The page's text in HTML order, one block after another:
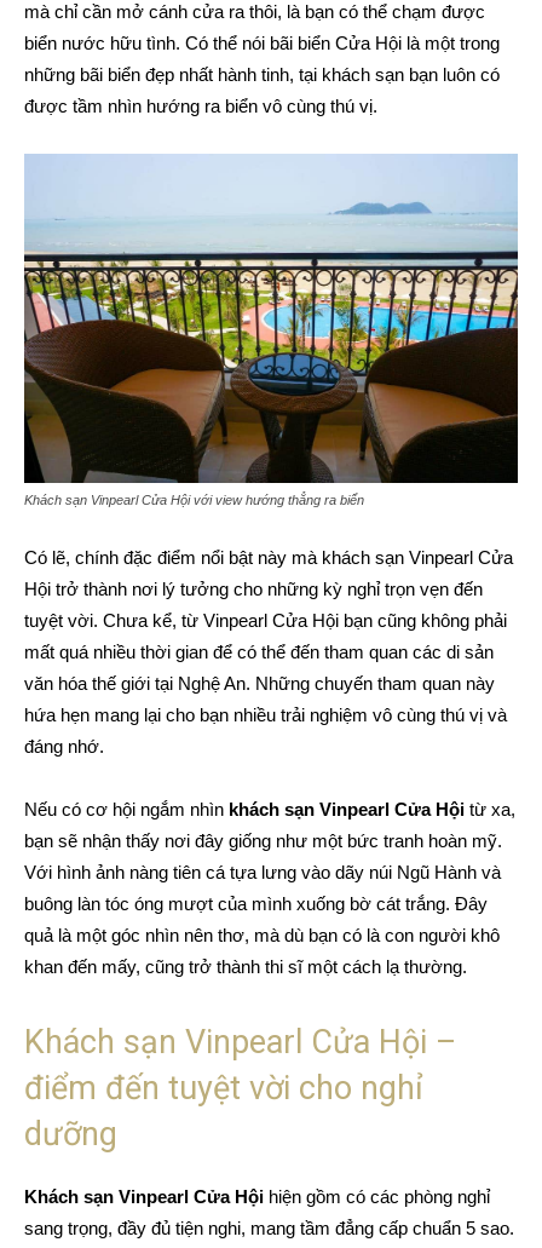
mà chỉ cần mở cánh cửa ra thôi, là bạn có thể chạm được
biển nước hữu tình. Có thể nói bãi biển Cửa Hội là một trong
những bãi biển đẹp nhất hành tinh, tại khách sạn bạn luôn có
được tầm nhìn hướng ra biển vô cùng thú vị.
Khách sạn Vinpearl Cửa Hội với view hướng thẳng ra biển
Có lẽ, chính đặc điểm nổi bật này mà khách sạn Vinpearl Cửa
Hội trở thành nơi lý tưởng cho những kỳ nghỉ trọn vẹn đến
tuyệt vời. Chưa kể, từ Vinpearl Cửa Hội bạn cũng không phải
mất quá nhiều thời gian để có thể đến tham quan các di sản
văn hóa thế giới tại Nghệ An. Những chuyến tham quan này
hứa hẹn mang lại cho bạn nhiều trải nghiệm vô cùng thú vị và
đáng nhớ.
Nếu có cơ hội ngắm nhìn khách sạn Vinpearl Cửa Hội từ xa,
bạn sẽ nhận thấy nơi đây giống như một bức tranh hoàn mỹ.
Với hình ảnh nàng tiên cá tựa lưng vào dãy núi Ngũ Hành và
buông làn tóc óng mượt của mình xuống bờ cát trắng. Đây
quả là một góc nhìn nên thơ, mà dù bạn có là con người khô
khan đến mấy, cũng trở thành thi sĩ một cách lạ thường.
Khách sạn Vinpearl Cửa Hội –
điểm đến tuyệt vời cho nghỉ
dưỡng
Khách sạn Vinpearl Cửa Hội hiện gồm có các phòng nghỉ
sang trọng, đầy đủ tiện nghi, mang tầm đẳng cấp chuẩn 5 sao.